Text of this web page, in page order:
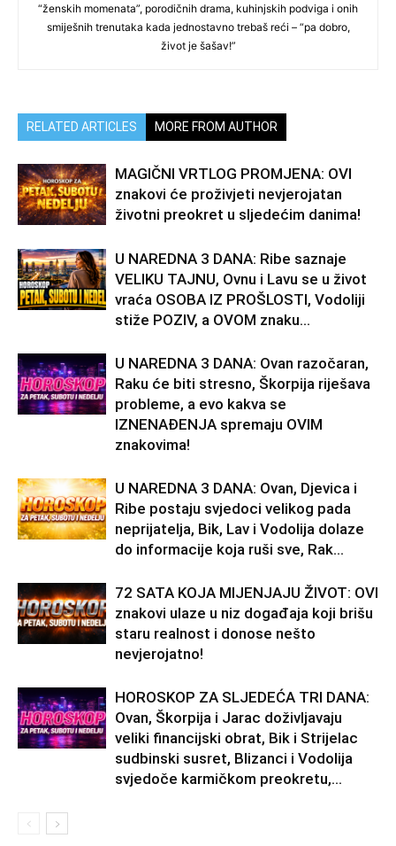
“ženskih momenata”, porodičnih drama, kuhinjskih podviga i onih
smiješnih trenutaka kada jednostavno trebaš reći – “pa dobro,
život je šašav!”
RELATED ARTICLES MORE FROM AUTHOR
MAGIČNI VRTLOG PROMJENA: OVI
znakovi će proživjeti nevjerojatan
životni preokret u sljedećim danima!
U NAREDNA 3 DANA: Ribe saznaje
VELIKU TAJNU, Ovnu i Lavu se u život
vraća OSOBA IZ PROŠLOSTI, Vodoliji
stiže POZIV, a OVOM znaku...
U NAREDNA 3 DANA: Ovan razočaran,
Raku će biti stresno, Škorpija riješava
probleme, a evo kakva se
IZNENAĐENJA spremaju OVIM
znakovima!
U NAREDNA 3 DANA: Ovan, Djevica i
Ribe postaju svjedoci velikog pada
neprijatelja, Bik, Lav i Vodolija dolaze
do informacije koja ruši sve, Rak...
72 SATA KOJA MIJENJAJU ŽIVOT: OVI
znakovi ulaze u niz događaja koji brišu
staru realnost i donose nešto
nevjerojatno!
HOROSKOP ZA SLJEDEĆA TRI DANA:
Ovan, Škorpija i Jarac doživljavaju
veliki financijski obrat, Bik i Strijelac
sudbinski susret, Blizanci i Vodolija
svjedoče karmičkom preokretu,...